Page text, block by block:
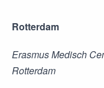
Rotterdam
Erasmus Medisch
Rotterdam